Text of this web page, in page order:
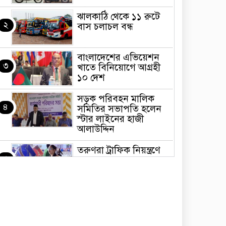
২
ঝালকাঠি থেকে ১১ রুটে
বাস চলাচল বন্ধ
৩
বাংলাদেশের এভিয়েশন
খাতে বিনিয়োগে আগ্রহী
১০ দেশ
৪
সড়ক পরিবহন মালিক
সমিতির সভাপতি হলেন
স্টার লাইনের হাজী
আলাউদ্দিন
৫
তরুণরা ট্রাফিক নিয়ন্ত্রণে
নামুক আবার